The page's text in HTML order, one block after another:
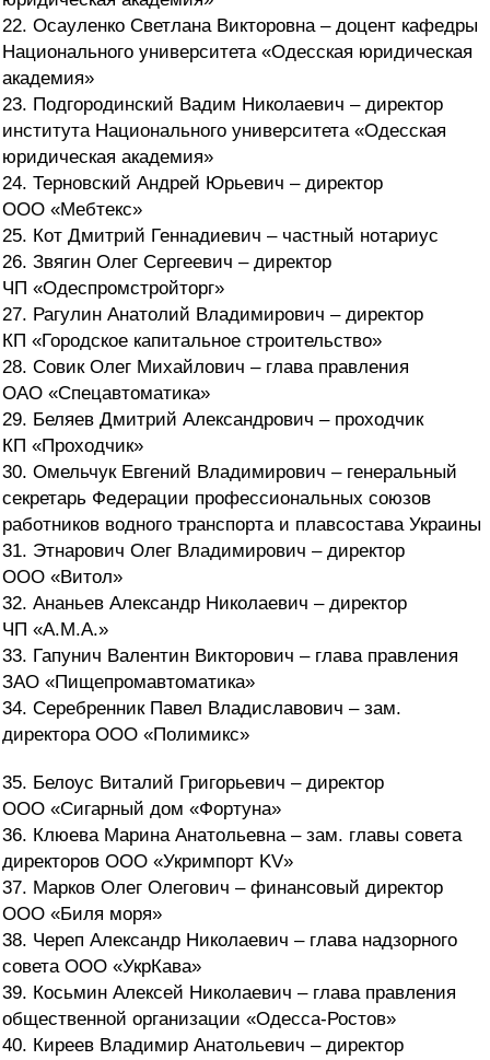
22. Осауленко Светлана Викторовна – доцент кафедры
Национального университета «Одесская юридическая
академия»
23. Подгородинский Вадим Николаевич – директор
института Национального университета «Одесская
юридическая академия»
24. Терновский Андрей Юрьевич – директор
ООО «Мебтекс»
25. Кот Дмитрий Геннадиевич – частный нотариус
26. Звягин Олег Сергеевич – директор
ЧП «Одеспромстройторг»
27. Рагулин Анатолий Владимирович – директор
КП «Городское капитальное строительство»
28. Совик Олег Михайлович – глава правления
ОАО «Спецавтоматика»
29. Беляев Дмитрий Александрович – проходчик
КП «Проходчик»
30. Омельчук Евгений Владимирович – генеральный
секретарь Федерации профессиональных союзов
работников водного транспорта и плавсостава Украины
31. Этнарович Олег Владимирович – директор
ООО «Витол»
32. Ананьев Александр Николаевич – директор
ЧП «А.М.А.»
33. Гапунич Валентин Викторович – глава правления
ЗАО «Пищепромавтоматика»
34. Серебренник Павел Владиславович – зам.
директора ООО «Полимикс»
35. Белоус Виталий Григорьевич – директор
ООО «Сигарный дом «Фортуна»
36. Клюева Марина Анатольевна – зам. главы совета
директоров ООО «Укримпорт KV»
37. Марков Олег Олегович – финансовый директор
ООО «Биля моря»
38. Череп Александр Николаевич – глава надзорного
совета ООО «УкрКава»
39. Косьмин Алексей Николаевич – глава правления
общественной организации «Одесса-Ростов»
40. Киреев Владимир Анатольевич – директор